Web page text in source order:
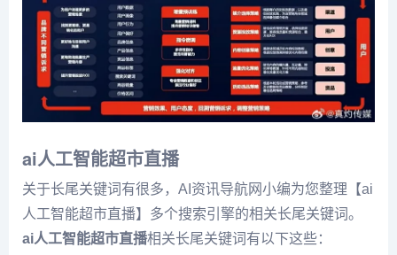
ai人工智能超市直播
关于长尾关键词有很多，AI资讯导航网小编为您整理【ai
人工智能超市直播】多个搜索引擎的相关长尾关键词。
ai人工智能超市直播相关长尾关键词有以下这些：